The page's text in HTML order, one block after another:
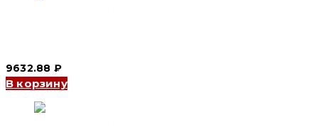
9632.88 ₽
В корзину